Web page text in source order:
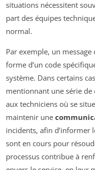
situations nécessitent
part des équipes
normal.
Par exemple, un
forme d’un code
système. Dans certains
mentionnant une série
aux techniciens où se
maintenir une
incidents, afin d’informer
sont en cours pour
processus contribue à